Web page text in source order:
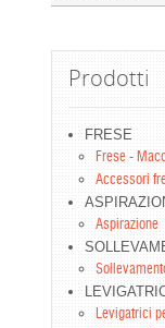
Prodotti
FRESE
Frese -
Accessori
Aspirazione
Levigatrici